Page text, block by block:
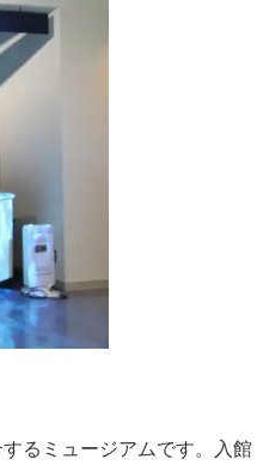
るミュージアムです。入館